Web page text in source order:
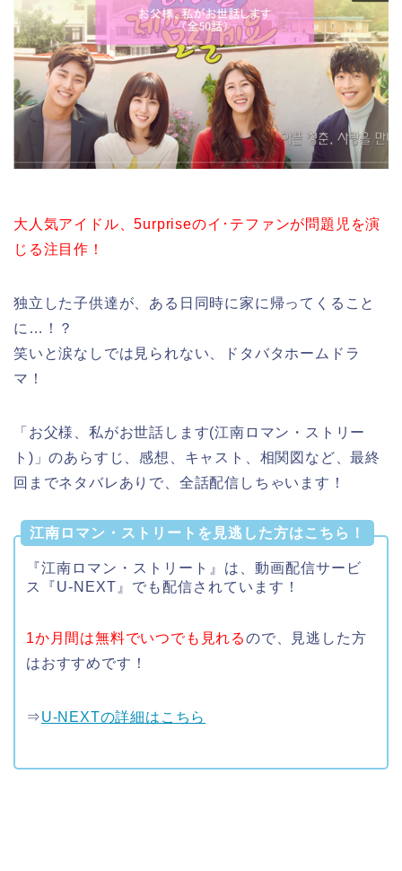
大人気アイドル、5urpriseのイ･テファンが問題児を演
じる注目作！
独立した子供達が、ある日同時に家に帰ってくること
に…！？
笑いと涙なしでは見られない、ドタバタホームドラ
マ！
「お父様、私がお世話します(江南ロマン・ストリー
ト)」のあらすじ、感想、キャスト、相関図など、最終
回までネタバレありで、全話配信しちゃいます！
江南ロマン・ストリートを見逃した方はこちら！
『江南ロマン・ストリート』は、動画配信サービ
ス『U-NEXT』でも配信されています！
1か月間は無料でいつでも見れるので、見逃した方
はおすすめです！
⇒U-NEXTの詳細はこちら